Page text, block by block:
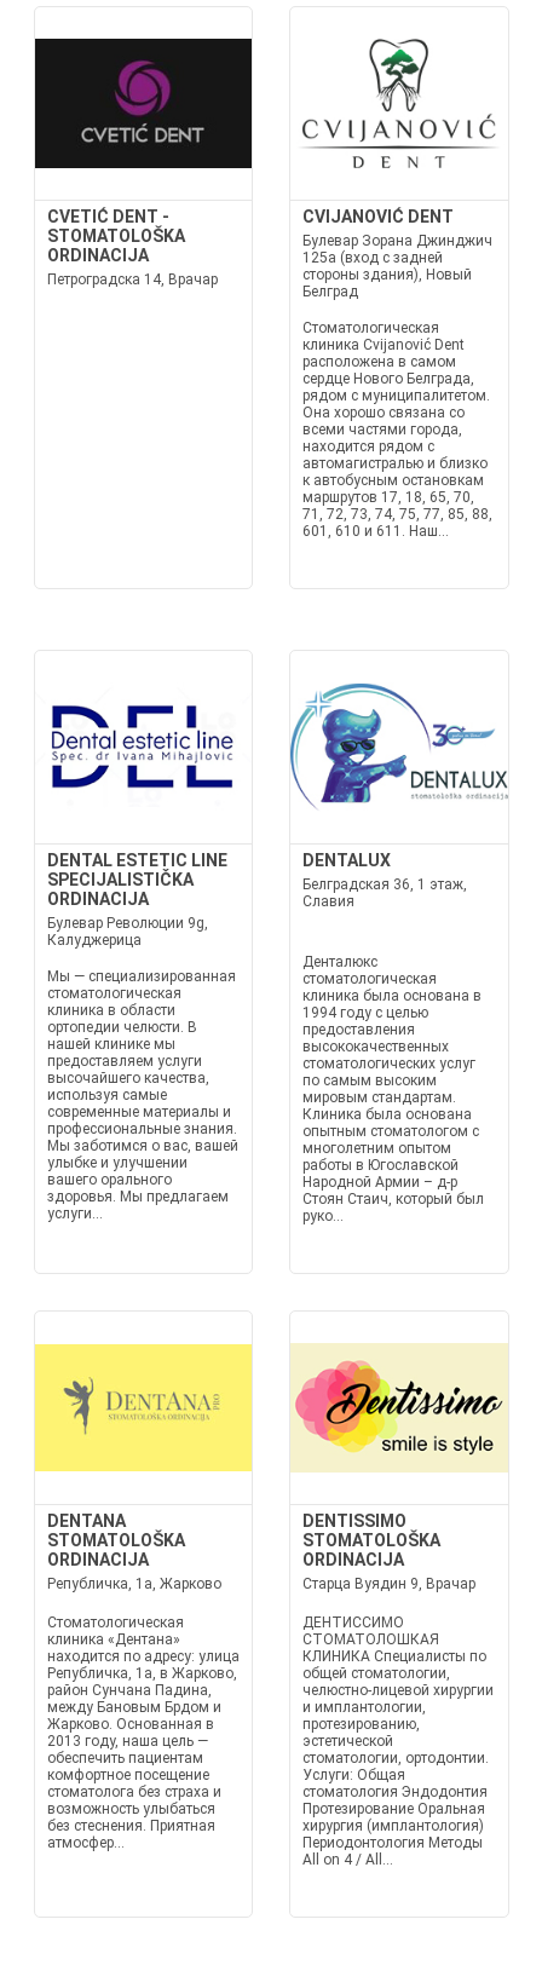
CVETIĆ DENT -
STOMATOLOŠKA
ORDINACIJA
Петроградска 14, Врачар
CVIJANOVIĆ DENT
Булевар Зорана Джинджич
125а (вход с задней
стороны здания), Новый
Белград
Стоматологическая
клиника Cvijanović Dent
расположена в самом
сердце Нового Белграда,
рядом с муниципалитетом.
Она хорошо связана со
всеми частями города,
находится рядом с
автомагистралью и близко
к автобусным остановкам
маршрутов 17, 18, 65, 70,
71, 72, 73, 74, 75, 77, 85, 88,
601, 610 и 611. Наш...
DENTAL ESTETIC LINE
SPECIJALISTIČKA
ORDINACIJA
Булевар Революции 9g,
Калуджерица
Мы — специализированная
стоматологическая
клиника в области
ортопедии челюсти. В
нашей клинике мы
предоставляем услуги
высочайшего качества,
используя самые
современные материалы и
профессиональные знания.
Мы заботимся о вас, вашей
улыбке и улучшении
вашего орального
здоровья. Мы предлагаем
услуги...
DENTALUX
Белградская 36, 1 этаж,
Славия
Денталюкс
стоматологическая
клиника была основана в
1994 году с целью
предоставления
высококачественных
стоматологических услуг
по самым высоким
мировым стандартам.
Клиника была основана
опытным стоматологом с
многолетним опытом
работы в Югославской
Народной Армии – д-р
Стоян Стаич, который был
руко...
DENTANA
STOMATOLOŠKA
ORDINACIJA
Републичка, 1а, Жарково
Стоматологическая
клиника «Дентана»
находится по адресу: улица
Републичка, 1а, в Жарково,
район Сунчана Падина,
между Бановым Брдом и
Жарково. Основанная в
2013 году, наша цель —
обеспечить пациентам
комфортное посещение
стоматолога без страха и
возможность улыбаться
без стеснения. Приятная
атмосфер...
DENTISSIMO
STOMATOLOŠKA
ORDINACIJA
Старца Вуядин 9, Врачар
ДЕНТИССИМО
СТОМАТОЛОШКАЯ
КЛИНИКА Специалисты по
общей стоматологии,
челюстно-лицевой хирургии
и имплантологии,
протезированию,
эстетической
стоматологии, ортодонтии.
Услуги: Общая
стоматология Эндодонтия
Протезирование Оральная
хирургия (имплантология)
Периодонтология Методы
All on 4 / All...